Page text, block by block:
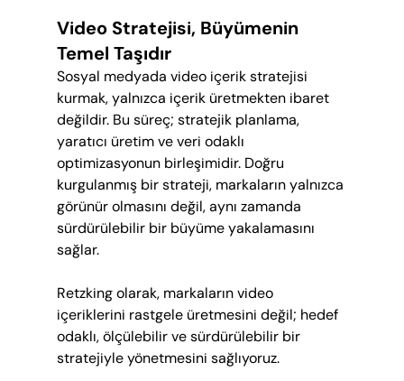
Video Stratejisi, Büyümenin
Temel Taşıdır
Sosyal medyada video içerik stratejisi
kurmak, yalnızca içerik üretmekten ibaret
değildir. Bu süreç; stratejik planlama,
yaratıcı üretim ve veri odaklı
optimizasyonun birleşimidir. Doğru
kurgulanmış bir strateji, markaların yalnızca
görünür olmasını değil, aynı zamanda
sürdürülebilir bir büyüme yakalamasını
sağlar.
Retzking olarak, markaların video
içeriklerini rastgele üretmesini değil; hedef
odaklı, ölçülebilir ve sürdürülebilir bir
stratejiyle yönetmesini sağlıyoruz.